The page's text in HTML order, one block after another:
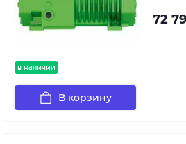
в наличии
72
В корзину